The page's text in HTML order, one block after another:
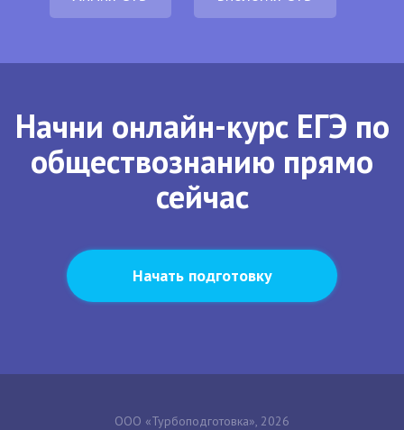
Начни онлайн-курс ЕГЭ по
обществознанию прямо
сейчас
Начать подготовку
ООО «Турбоподготовка», 2026